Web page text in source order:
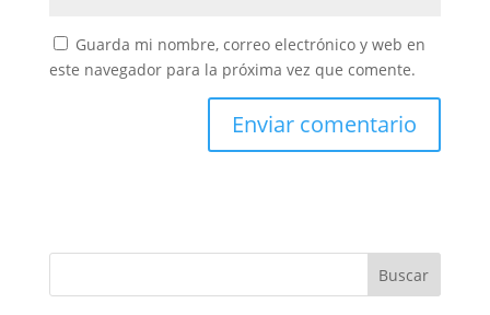
Guarda mi nombre, correo electrónico y web en
este navegador para la próxima vez que comente.